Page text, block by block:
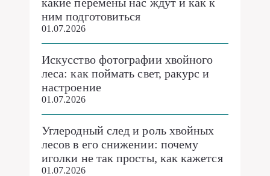
ним подготовиться
01.07.2026
Искусство фотографии хвойного
леса: как поймать свет, ракурс и
настроение
01.07.2026
Углеродный след и роль хвойных
лесов в его снижении: почему
иголки не так просты, как кажется
01.07.2026